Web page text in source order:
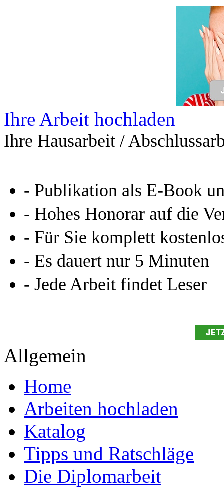
Ihre Arbeit hochladen
Ihre Hausarbeit /
- Publikation als E-Book
- Hohes Honorar auf die
- Für Sie komplett
- Es dauert nur 5 Minuten
- Jede Arbeit findet Leser
Allgemein
Home
Arbeiten hochladen
Katalog
Tipps und Ratschläge
Die Diplomarbeit